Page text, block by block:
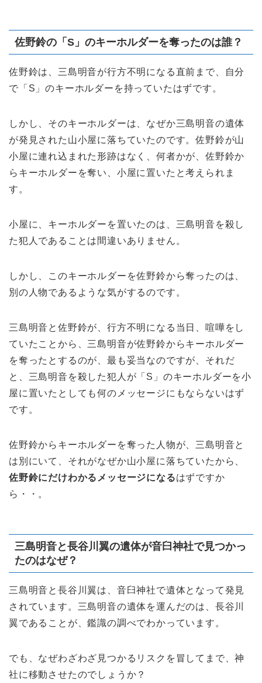
佐野鈴の「S」のキーホルダーを奪ったのは誰？
佐野鈴は、三島明音が行方不明になる直前まで、自分
で「S」のキーホルダーを持っていたはずです。
しかし、そのキーホルダーは、なぜか三島明音の遺体
が発見された山小屋に落ちていたのです。佐野鈴が山
小屋に連れ込まれた形跡はなく、何者かが、佐野鈴か
らキーホルダーを奪い、小屋に置いたと考えられま
す。
小屋に、キーホルダーを置いたのは、三島明音を殺し
た犯人であることは間違いありません。
しかし、このキーホルダーを佐野鈴から奪ったのは、
別の人物であるような気がするのです。
三島明音と佐野鈴が、行方不明になる当日、喧嘩をし
ていたことから、三島明音が佐野鈴からキーホルダー
を奪ったとするのが、最も妥当なのですが、それだ
と、三島明音を殺した犯人が「S」のキーホルダーを小
屋に置いたとしても何のメッセージにもならないはず
です。
佐野鈴からキーホルダーを奪った人物が、三島明音と
は別にいて、それがなぜか山小屋に落ちていたから、
佐野鈴にだけわかるメッセージになるはずですか
ら・・。
三島明音と長谷川翼の遺体が音臼神社で見つかっ
たのはなぜ？
三島明音と長谷川翼は、音臼神社で遺体となって発見
されています。三島明音の遺体を運んだのは、長谷川
翼であることが、鑑識の調べでわかっています。
でも、なぜわざわざ見つかるリスクを冒してまで、神
社に移動させたのでしょうか？